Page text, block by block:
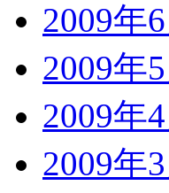
2009年6
2009年5
2009年4
2009年3